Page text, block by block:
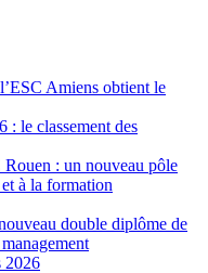
Amiens obtient le
: le classement des
: un nouveau pôle
à la formation
double diplôme de
2026